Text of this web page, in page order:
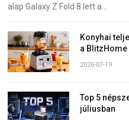
alap Galaxy Z Fold 8 lett a…
Konyhai
a
2026-07-19
Top 5
júliusban